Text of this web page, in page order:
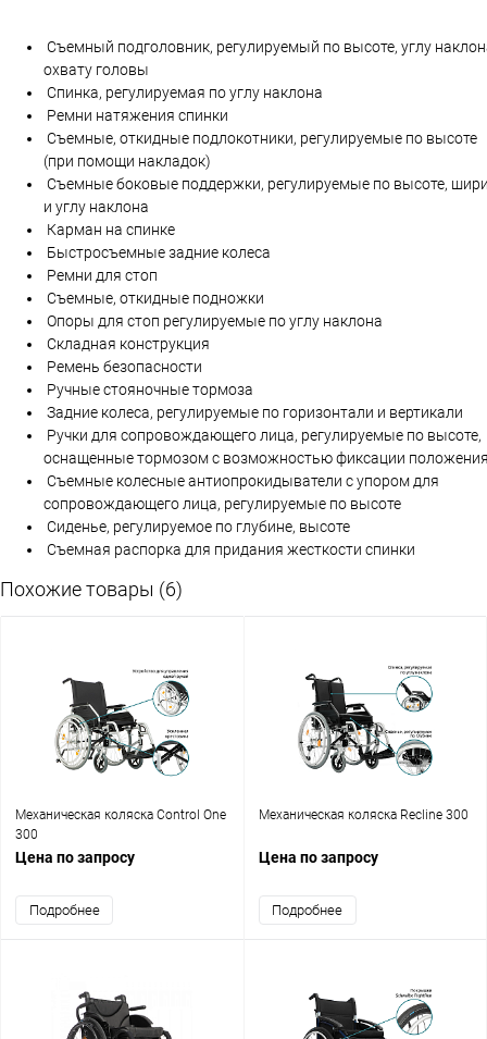
Съемный подголовник, регулируемый по высоте, углу
охвату головы
Спинка, регулируемая по углу наклона
Ремни натяжения спинки
Съемные, откидные подлокотники, регулируемые по высоте
(при помощи накладок)
Съемные боковые поддержки, регулируемые по высоте,
и углу наклона
Карман на спинке
Быстросъемные задние колеса
Ремни для стоп
Съемные, откидные подножки
Опоры для стоп регулируемые по углу наклона
Складная конструкция
Ремень безопасности
Ручные стояночные тормоза
Задние колеса, регулируемые по горизонтали и вертикали
Ручки для сопровождающего лица, регулируемые по высоте,
оснащенные тормозом с возможностью фиксации
Съемные колесные антиопрокидыватели с упором для
сопровождающего лица, регулируемые по высоте
Сиденье, регулируемое по глубине, высоте
Съемная распорка для придания жесткости спинки
Похожие товары (6)
Механическая коляска Control One
300
Цена по запросу
Подробнее
Механическая коляска Recline 300
Цена по запросу
Подробнее